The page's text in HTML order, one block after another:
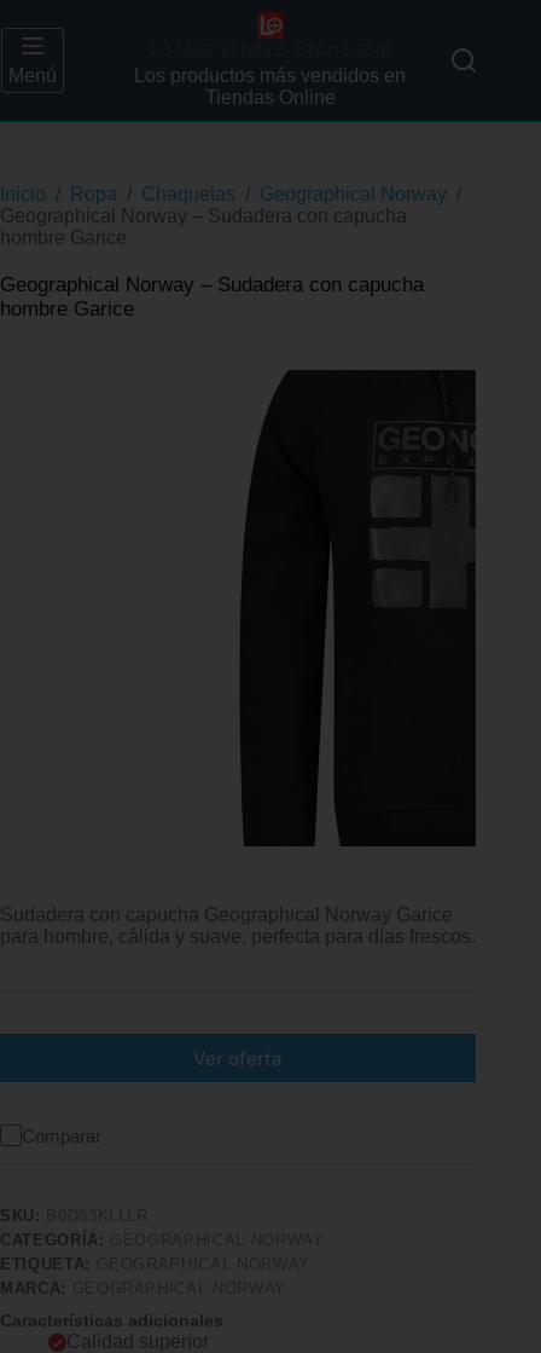
Menú
Los productos más vendidos en
Tiendas Online
Inicio / Ropa / Chaquetas / Geographical Norway /
Geographical Norway – Sudadera con capucha
hombre Garice
Geographical Norway – Sudadera con capucha
hombre Garice
Sudadera con capucha Geographical Norway Garice
para hombre, cálida y suave, perfecta para días frescos.
Ver oferta
Comparar
SKU:
CATEGORÍA:
ETIQUETA:
MARCA:
Características adicionales
Calidad superior